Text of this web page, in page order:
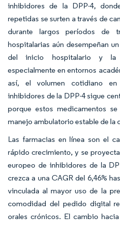
inhibidores de la DPP-4,
repetidas se surten a través de
durante largos períodos de
hospitalarias aún desempeñan
del inicio hospitalario y la
especialmente en entornos
así, el volumen cotidiano
inhibidores de la DPP-4 sigue
porque estos medicamentos
manejo ambulatorio estable de la
Las farmacias en línea son el
rápido crecimiento, y se
europeo de inhibidores de la
crezca a una CAGR del 6,46%
vinculada al mayor uso de la
comodidad del pedido digital
orales crónicos. El cambio